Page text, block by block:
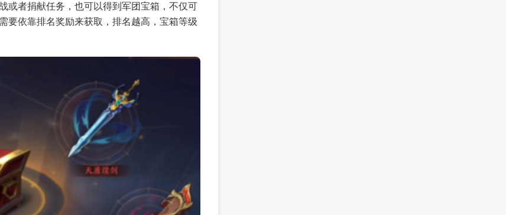
或者捐献任务，也可以得到军团宝箱，不仅可
要依靠排名奖励来获取，排名越高，宝箱等级